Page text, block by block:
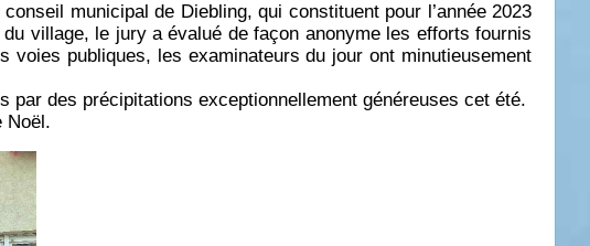
municipal de Diebling, qui constituent pour l’année 2023
village, le jury a évalué de façon anonyme les efforts fournis
publiques, les examinateurs du jour ont minutieusement
des précipitations exceptionnellement généreuses cet été.
Noël.